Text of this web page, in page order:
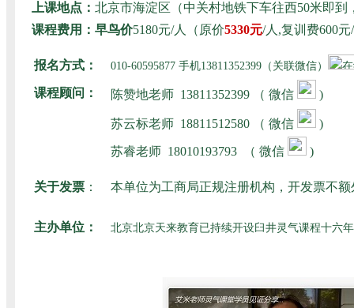
上课地点： 北京市海淀区（中关村地铁下车往西50米即
课程费用：早鸟价5180元/人（原价5330元/人,复训费600
报名方式： 010-60595877 手机13811352399（关联微信）
课程顾问： 陈赞地老师 13811352399 （ 微信 )
苏云标老师 18811512580 （ 微信 )
苏睿老师 18010193793 （ 微信 )
关于发票 ： 本单位为工商局正规注册机构，开发票不
主办单位： 北京北京天来教育已持续开设臼井灵气课程十六